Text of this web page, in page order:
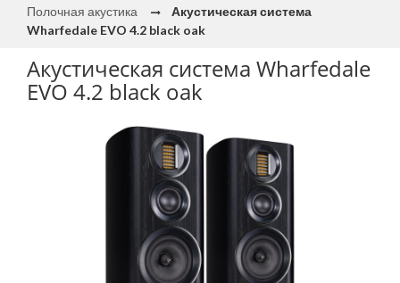
Полочная акустика
Акустическая система
Wharfedale EVO 4.2 black oak
Акустическая система Wharfedale
EVO 4.2 black oak